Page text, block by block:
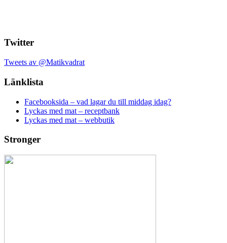
Twitter
Tweets av @Matikvadrat
Länklista
Facebooksida – vad lagar du till middag idag?
Lyckas med mat – receptbank
Lyckas med mat – webbutik
Stronger